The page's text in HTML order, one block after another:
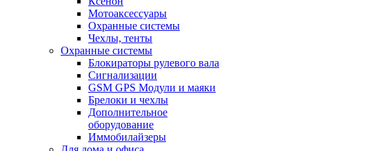
Мотоаксессуары
Охранные системы
Чехлы, тенты
Охранные системы
Блокираторы рулевого вала
Сигнализации
GSM GPS Модули и маяки
Брелоки и чехлы
Дополнительное
оборудование
Иммобилайзеры